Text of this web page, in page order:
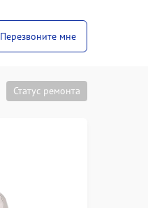
Перезвоните мне
Статус ремонта